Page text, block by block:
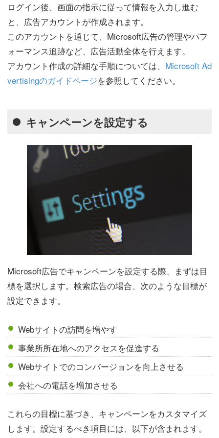
ログイン後、画面の指示に従って情報を入力し進む
と、広告アカウントが作成されます。
このアカウントを通じて、Microsoft広告の管理やパフ
ォーマンス追跡など、広告活動全体を行えます。
アカウント作成の詳細な手順については、 Microsoft Ad
vertisingのガイドページを参照してください。
キャンペーンを設定する
Microsoft広告でキャンペーンを設定する際、まずは目
標を選択します。検索広告の場合、次のような目標が
設定できます。
Webサイトの訪問を増やす
事業所所在地へのアクセスを促進する
Webサイトでのコンバージョンを向上させる
会社への電話を増加させる
これらの目標に基づき、キャンペーンをカスタマイズ
します。設定するべき項目には、以下が含まれます。